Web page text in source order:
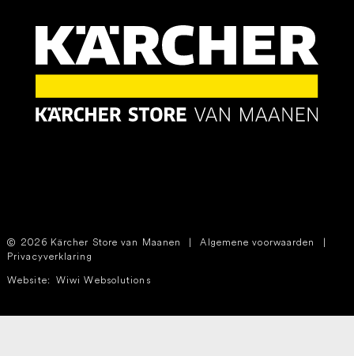
2026 Kärcher Store van Maanen | Algemene voorwaarden
|
Privacyverklaring
Website: Wiwi Websolutions